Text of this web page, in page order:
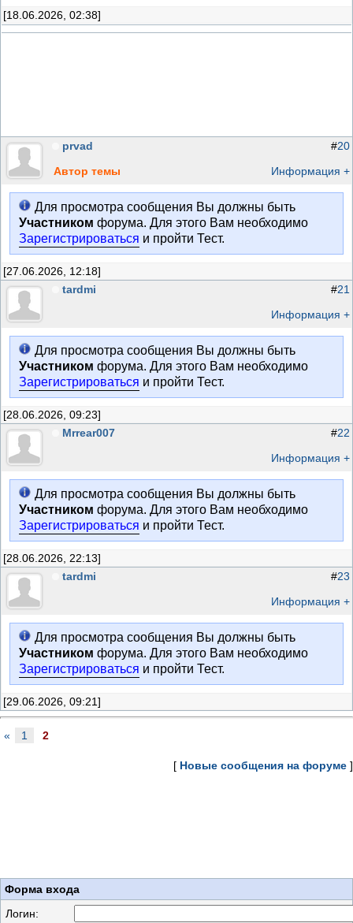
[18.06.2026, 02:38]
prvad
Автор темы
#20
Информация +
Для просмотра сообщения Вы должны быть
Участником форума. Для этого Вам необходимо
Зарегистрироваться и пройти Тест.
[27.06.2026, 12:18]
tardmi
#21
Информация +
Для просмотра сообщения Вы должны быть
Участником форума. Для этого Вам необходимо
Зарегистрироваться и пройти Тест.
[28.06.2026, 09:23]
Mrrear007
#22
Информация +
Для просмотра сообщения Вы должны быть
Участником форума. Для этого Вам необходимо
Зарегистрироваться и пройти Тест.
[28.06.2026, 22:13]
tardmi
#23
Информация +
Для просмотра сообщения Вы должны быть
Участником форума. Для этого Вам необходимо
Зарегистрироваться и пройти Тест.
[29.06.2026, 09:21]
« 1 2
[ Новые сообщения на форуме ]
Форма входа
Логин: